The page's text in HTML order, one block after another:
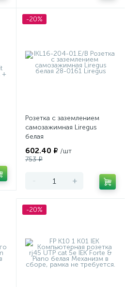
-20%
Розетка с заземлением
самозажимная Liregus
белая
602.40 ₽ /шт
753 ₽
- +
-20%